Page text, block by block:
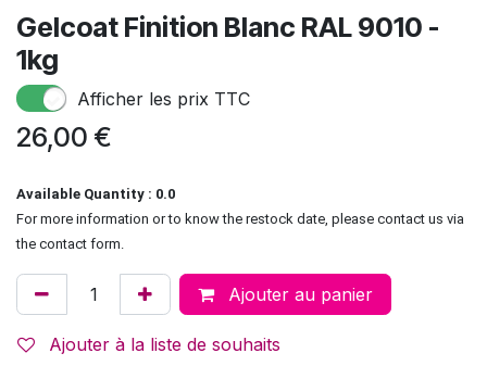
Gelcoat Finition Blanc RAL 9010 -
1kg
Afficher les prix TTC
26,00 €
Available Quantity : 0.0
For more information or to know the restock date, please contact us via
the contact form.
Ajouter au panier
Ajouter à la liste de souhaits